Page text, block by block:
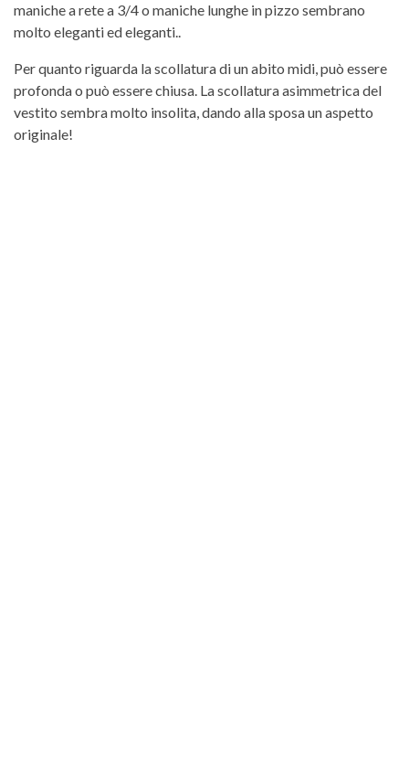
maniche a rete a 3/4 o maniche lunghe in pizzo sembrano
molto eleganti ed eleganti..
Per quanto riguarda la scollatura di un abito midi, può essere
profonda o può essere chiusa. La scollatura asimmetrica del
vestito sembra molto insolita, dando alla sposa un aspetto
originale!